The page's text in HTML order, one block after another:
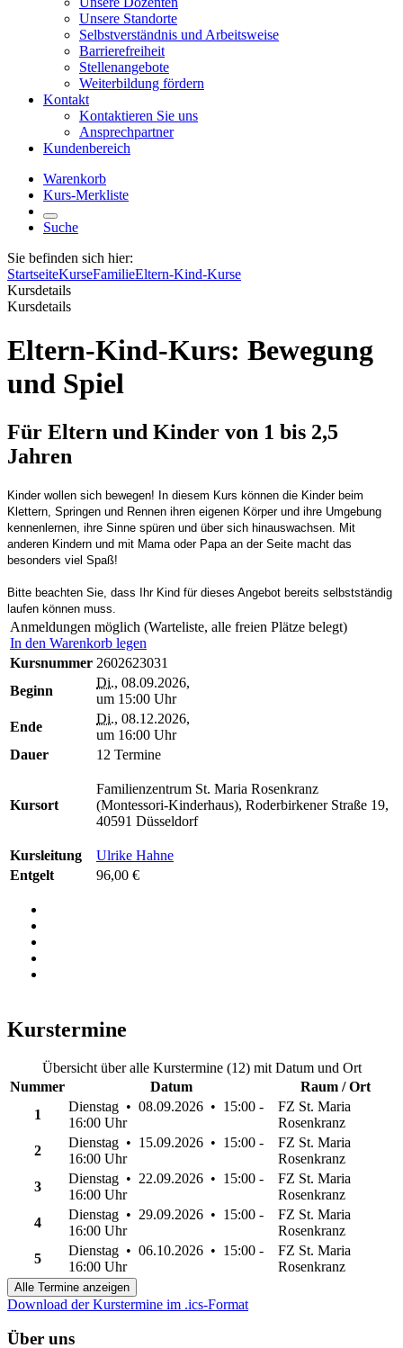
Unsere Standorte
Selbstverständnis und Arbeitsweise
Barrierefreiheit
Stellenangebote
Weiterbildung fördern
Kontakt
Kontaktieren Sie uns
Ansprechpartner
Kundenbereich
Warenkorb
Kurs-Merkliste
Suche
Sie befinden sich hier:
StartseiteKurseFamilieEltern-Kind-Kurse
Kursdetails
Kursdetails
Eltern-Kind-Kurs: Bewegung
und Spiel
Für Eltern und Kinder von 1 bis 2,5
Jahren
Kinder wollen sich bewegen! In diesem Kurs können die Kinder beim
Klettern, Springen und Rennen ihren eigenen Körper und ihre Umgebung
kennenlernen, ihre Sinne spüren und über sich hinauswachsen. Mit
anderen Kindern und mit Mama oder Papa an der Seite macht das
besonders viel Spaß!
Bitte beachten Sie, dass Ihr Kind für dieses Angebot bereits selbstständig
laufen können muss.
Anmeldungen möglich (Warteliste, alle freien Plätze belegt)
In den Warenkorb legen
Kursnummer 2602623031
Beginn
Di., 08.09.2026,
um 15:00 Uhr
Ende
Di., 08.12.2026,
um 16:00 Uhr
Dauer
12 Termine
Kursort
Familienzentrum St. Maria Rosenkranz
(Montessori-Kinderhaus), Roderbirkener Straße 19,
40591 Düsseldorf
Kursleitung
Ulrike Hahne
Entgelt
96,00 €
Kurstermine
Übersicht über alle Kurstermine (12) mit Datum und Ort
Nummer
Datum
Raum / Ort
1
Dienstag • 08.09.2026 • 15:00 -
16:00 Uhr
FZ St. Maria
Rosenkranz
2
Dienstag • 15.09.2026 • 15:00 -
16:00 Uhr
FZ St. Maria
Rosenkranz
3
Dienstag • 22.09.2026 • 15:00 -
16:00 Uhr
FZ St. Maria
Rosenkranz
4
Dienstag • 29.09.2026 • 15:00 -
16:00 Uhr
FZ St. Maria
Rosenkranz
5
Dienstag • 06.10.2026 • 15:00 -
16:00 Uhr
FZ St. Maria
Rosenkranz
Alle Termine anzeigen
Download der Kurstermine im .ics-Format
Über uns